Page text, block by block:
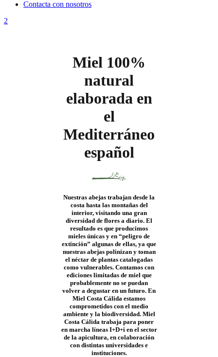
Contacta con nosotros
Miel 100%
natural
elaborada en
el
Mediterráneo
español
Nuestras abejas trabajan desde la
costa hasta las montañas del
interior, visitando una gran
diversidad de flores a diario. El
resultado es que producimos
mieles únicas y en “peligro de
extinción” algunas de ellas, ya que
nuestras abejas polinizan y toman
el néctar de plantas catalogadas
como vulnerables. Contamos con
ediciones limitadas de miel que
probablemente no se puedan
volver a degustar en un futuro. En
Miel Costa Cálida estamos
comprometidos con el medio
ambiente y la biodiversidad. Miel
Costa Cálida trabaja para poner
en marcha líneas I+D+i en el sector
de la apicultura, en colaboración
con distintas universidades e
instituciones.